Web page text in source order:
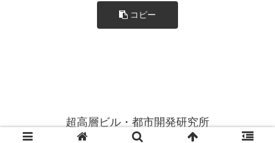
コピー
超高層ビル・都市開発研究所
© 2014 超高層ビル・都市開発研究所.